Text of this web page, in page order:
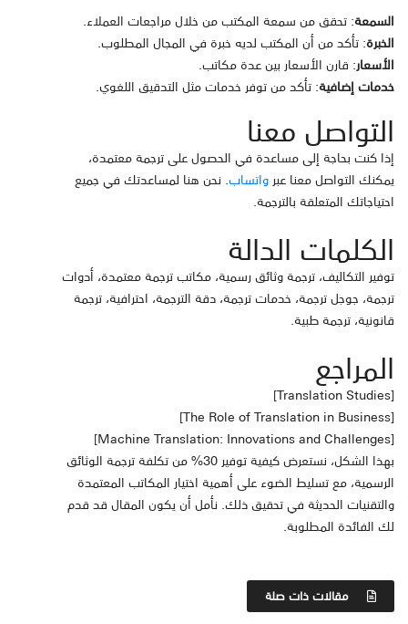
السمعة: تحقق من سمعة المكتب من خلال مراجعات العملاء.
الخبرة: تأكد من أن المكتب لديه خبرة في المجال المطلوب.
الأسعار: قارن الأسعار بين عدة مكاتب.
خدمات إضافية: تأكد من توفر خدمات مثل التدقيق اللغوي.
التواصل معنا
إذا كنت بحاجة إلى مساعدة في الحصول على ترجمة معتمدة،
يمكنك التواصل معنا عبرواتساب. نحن هنا لمساعدتك في جميع
احتياجاتك المتعلقة بالترجمة.
الكلمات الدالة
توفير التكاليف، ترجمة وثائق رسمية، مكاتب ترجمة معتمدة، أدوات
ترجمة، جوجل ترجمة، خدمات ترجمة، دقة الترجمة، احترافية، ترجمة
قانونية، ترجمة طبية.
المراجع
[Translation Studies]
[The Role of Translation in Business]
[Machine Translation: Innovations and Challenges]
بهذا الشكل، نستعرض كيفية توفير 30% من تكلفة ترجمة الوثائق
الرسمية، مع تسليط الضوء على أهمية اختيار المكاتب المعتمدة
والتقنيات الحديثة في تحقيق ذلك. نأمل أن يكون المقال قد قدم
لك الفائدة المطلوبة.
مقالات ذات صلة